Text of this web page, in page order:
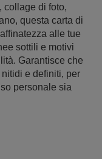
collage di foto,
questa carta di
alle tue
sottili e motivi
Garantisce che
e definiti, per
personale sia